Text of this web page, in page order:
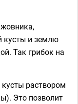
кусты и землю
Так грибок на
раствором
Это позволит